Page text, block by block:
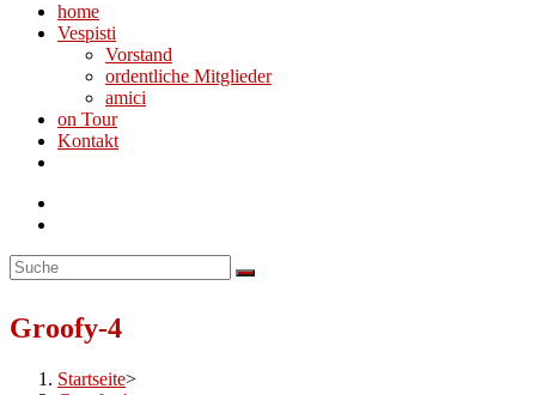
home
Vespisti
Vorstand
ordentliche Mitglieder
amici
on Tour
Kontakt
Groofy-4
Startseite>